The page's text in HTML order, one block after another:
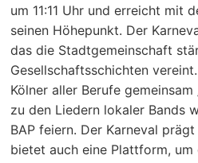
um 11:11 Uhr und erreicht mit
seinen Höhepunkt. Der
das die Stadtgemeinschaft
Gesellschaftsschichten
Kölner aller Berufe gemeinsam
zu den Liedern lokaler Bands
BAP feiern. Der Karneval
bietet auch eine Plattform,